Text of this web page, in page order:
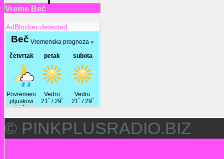
Vreme Beč
AdBlocker detected
© PINKPLUSRADIO.BIZ